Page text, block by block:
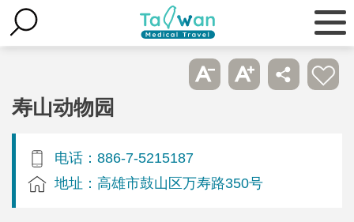
寿山动物园
电话：886-7-5215187
地址：高雄市鼓山区万寿路350号